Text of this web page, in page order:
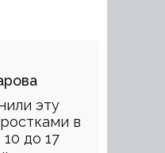
эту
в
до 17